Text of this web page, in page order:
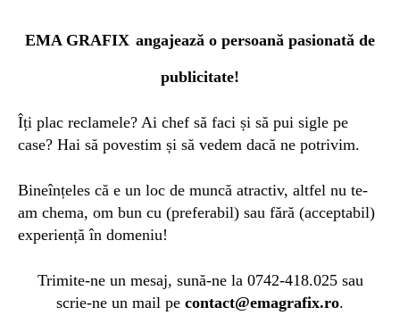
EMA GRAFIX angajează o persoană pasionată de
publicitate!
Îți plac reclamele? Ai chef să faci și să pui sigle pe
case? Hai să povestim și să vedem dacă ne potrivim.
Bineînțeles că e un loc de muncă atractiv, altfel nu te-
am chema, om bun cu (preferabil) sau fără (acceptabil)
experiență în domeniu!
Trimite-ne un mesaj, sună-ne la 0742-418.025 sau
scrie-ne un mail pe contact@emagrafix.ro.